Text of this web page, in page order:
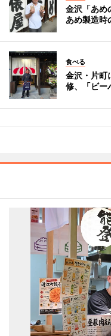
金沢「あ
あめ製造時
食べる
金沢・片
修、「ビー